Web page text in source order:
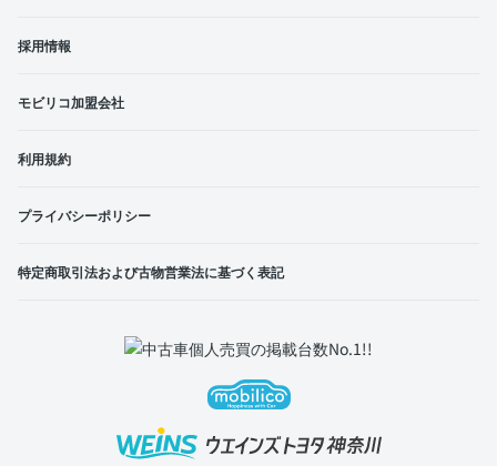
採用情報
モビリコ加盟会社
利用規約
プライバシーポリシー
特定商取引法および古物営業法に基づく表記